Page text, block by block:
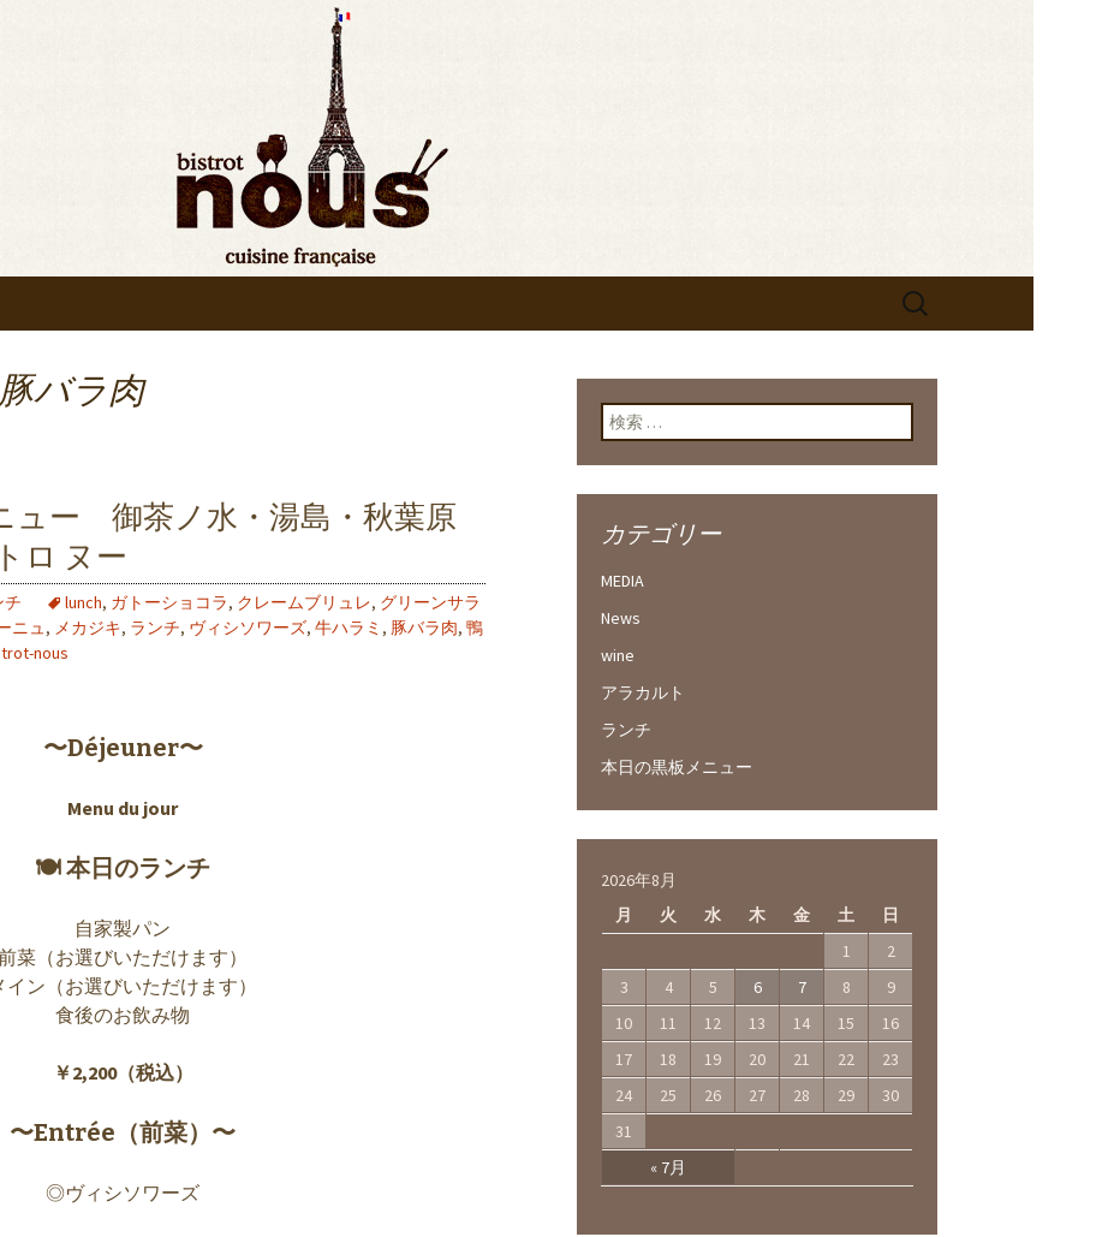
葉原◆ビストロヌー“bistrot
お知らせ
ヌー“bistrot nous”の最新情報をお知らせします。フレンチが美味しい当店の新
ンの入荷情報、メディア情報などさまざまなお知らせをしますので、ぜひご
検
バラ肉
ュー 御茶ノ水・湯島・秋葉原
ロ ヌー
チ lunch, ガトーショコラ, クレームブリュレ, グリーンサラ
ニュ, メカジキ, ランチ, ヴィシソワーズ, 牛ハラミ , 豚バラ肉, 鴨
nous
〜Déjeuner〜
Menu du jour
🍽 本日のランチ
自家製パン
菜（お選びいただけます）
イン（お選びいただけます）
食後のお飲み物
￥2,200（税込）
〜Entrée（前菜）〜
◎ヴィシソワーズ
検索:
カテゴリー
MEDIA
News
wine
アラカルト
ランチ
本日の黒板メニュー
2026年8月
月
火 水 木 金 土 日
« 7月
1
2
3
4 5 6 7 8
9
10
11 12 13 14 15
16
17
18 19 20 21 22
23
24
25 26 27 28 29
30
31